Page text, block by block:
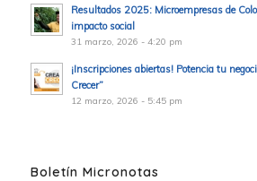
Resultados 2025: Microempresas de
impacto social
31 marzo, 2026 - 4:20 pm
¡Inscripciones abiertas! Potencia tu
Crecer”
12 marzo, 2026 - 5:45 pm
Boletín Micronotas